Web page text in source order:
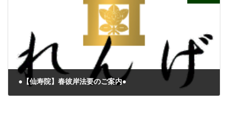
●【仙寿院】春彼岸法要のご案内●